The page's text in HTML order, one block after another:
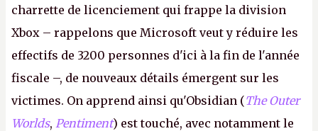
charrette de licenciement qui frappe la division
Xbox – rappelons que Microsoft veut y réduire les
effectifs de 3200 personnes d'ici à la fin de l'année
fiscale –, de nouveaux détails émergent sur les
victimes. On apprend ainsi qu'Obsidian (The Outer
Worlds, Pentiment) est touché, avec notamment le